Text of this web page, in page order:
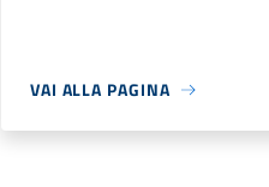
VAI ALLA PAGINA